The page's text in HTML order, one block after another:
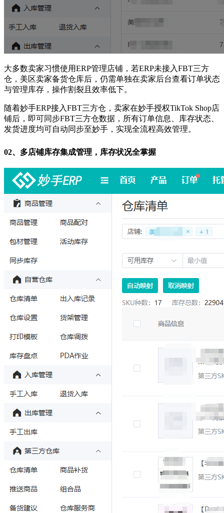
大多数卖家习惯使用ERP管理店铺，若ERP未接入FBT三方
仓，美区卖家备货仓库后，仍需单独在卖家后台查看订单状态
与管理库存，操作割裂且效率低下。
随着妙手ERP接入FBT三方仓，卖家在妙手授权TikTok Shop店
铺后，即可同步FBT三方仓数据，所有订单信息、库存状态、
发货进度均可自动同步至妙手，实现全流程高效管理。
02、 多店铺库存集成管理，库存状况全掌握